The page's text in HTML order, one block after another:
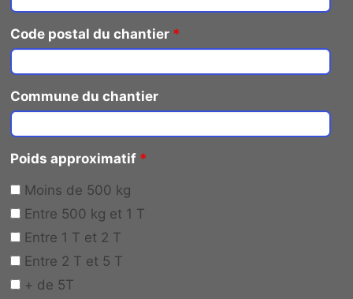
Code postal du chantier *
Commune du chantier
Poids approximatif *
Moins de 500 kg
Entre 500 kg et 1 T
Entre 1 T et 2 T
Entre 2 T et 5 T
+ de 5T